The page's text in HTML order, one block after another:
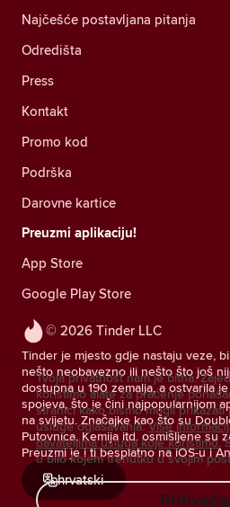
© 2026 Tinder LLC
Tinder je mjesto gdje nastaju veze,
nešto neobavezno ili nešto što još
dostupna u 190 zemalja, a ostvarila
spojeva, što je čini najpopularnijom
na svijetu. Značajke kao što su
Putovnica, Kemija itd. osmišljene su
Preuzmi je i ti besplatno na iOS-u i
hrvatski
Najčešće postavljana pitanja
Odredišta
Press
Kontakt
Promo kod
Podrška
Darovne kartice
Preuzmi aplikaciju!
App Store
Google Play Store
Tvoja privatnost nam je bitna.
koristimo alate za praćenje
stranici kako bismo mogli
usluge oglašavanja. Više
davateljima usluga koje koristimo.
u bilo kojem trenutku u svojim